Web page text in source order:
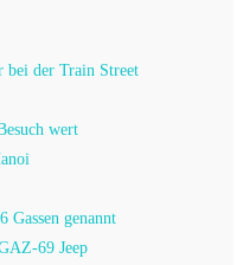
bei der Train Street
wert
genannt
69 Jeep